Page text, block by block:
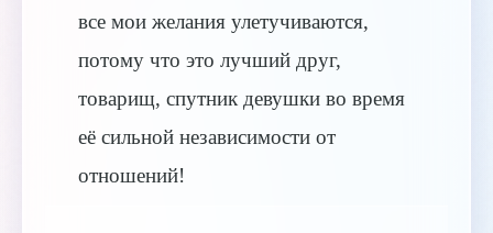
все мои желания улетучиваются,
потому что это лучший друг,
товарищ, спутник девушки во время
её сильной независимости от
отношений!